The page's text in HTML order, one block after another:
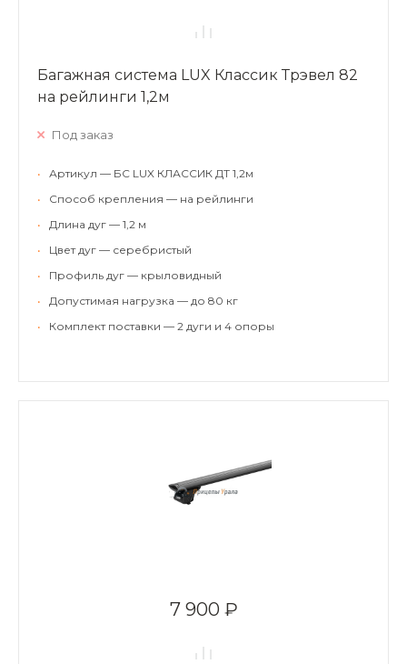
Багажная система LUX Классик Трэвел 82
на рейлинги 1,2м
Под заказ
•
Артикул — БС LUX КЛАССИК ДТ 1,2м
•
Способ крепления — на рейлинги
•
Длина дуг — 1,2 м
•
Цвет дуг — серебристый
•
Профиль дуг — крыловидный
•
Допустимая нагрузка — до 80 кг
•
Комплект поставки — 2 дуги и 4 опоры
7 900 ₽